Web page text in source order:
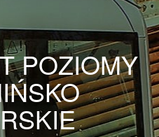
POZIOMY